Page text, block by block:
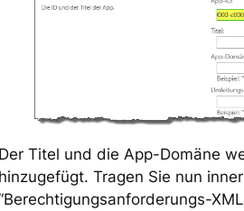
Titel und die App-Domäne
Tragen Sie nun